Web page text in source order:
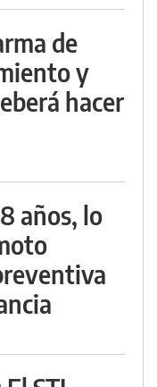
de
y
hacer
años, lo